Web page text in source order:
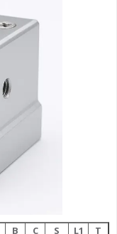
B C S L1 T